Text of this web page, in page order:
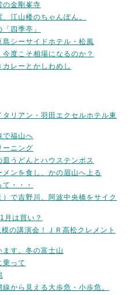
の金剛峯寺
江山楼のちゃんぽん。
四季亭」
シーサイドホテル・松風
度こそ相場になるのか？
レーとかしわめし
リアン・羽田エクセルホテル東
福山へ
ーニング
うどんとハウステンボス
ンを食し、かの眉山へ上る
・・・
で吉野川、阿波中央橋をサイク
月は買い？
の講演会！ＪＲ高松クレメント
す。冬の富士山
って
から見える大歩危・小歩危。